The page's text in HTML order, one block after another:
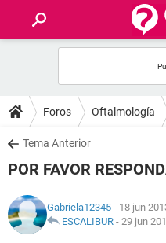
FOROS
SALUD
NUTRICIÓN
Foros Oftalmología
Tema Anterior
POR FAVOR
Gabriela12345 - 18 jun
ESCALIBUR - 29 jun